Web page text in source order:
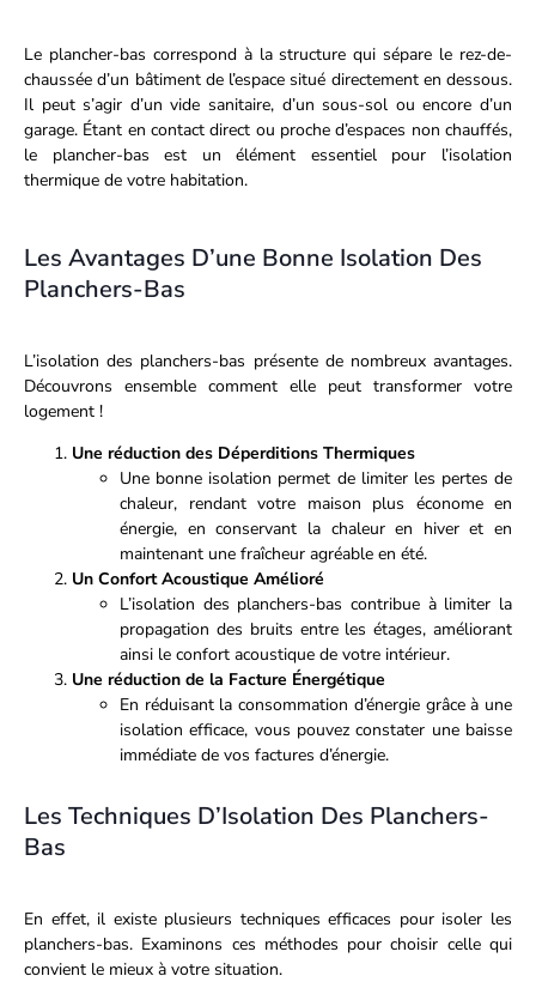
Le plancher-bas correspond à la structure qui sépare le rez-de-
chaussée d’un bâtiment de l’espace situé directement en dessous.
Il peut s’agir d’un vide sanitaire, d’un sous-sol ou encore d’un
garage. Étant en contact direct ou proche d’espaces non chauffés,
le plancher-bas est un élément essentiel pour l’isolation
thermique de votre habitation.
Les Avantages D’une Bonne Isolation Des
Planchers-Bas
L’isolation des planchers-bas présente de nombreux avantages.
Découvrons ensemble comment elle peut transformer votre
logement !
Une réduction des Déperditions Thermiques
Une bonne isolation permet de limiter les pertes de
chaleur, rendant votre maison plus économe en
énergie, en conservant la chaleur en hiver et en
maintenant une fraîcheur agréable en été.
Un Confort Acoustique Amélioré
L’isolation des planchers-bas contribue à limiter la
propagation des bruits entre les étages, améliorant
ainsi le confort acoustique de votre intérieur.
Une réduction de la Facture Énergétique
En réduisant la consommation d’énergie grâce à une
isolation efficace, vous pouvez constater une baisse
immédiate de vos factures d’énergie.
Les Techniques D’Isolation Des Planchers-
Bas
En effet, il existe plusieurs techniques efficaces pour isoler les
planchers-bas. Examinons ces méthodes pour choisir celle qui
convient le mieux à votre situation.